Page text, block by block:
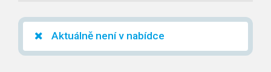
Aktuálně není v nabídce